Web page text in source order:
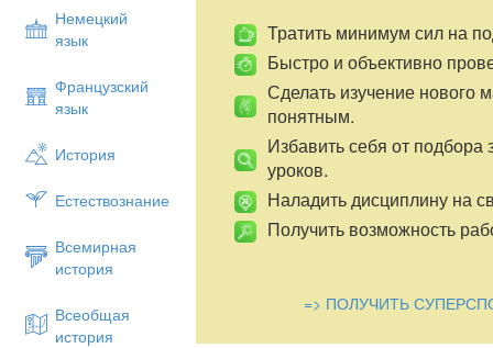
Немецкий
язык
Французский
язык
История
Естествознание
Всемирная
история
Всеобщая
история
Тратить минимум сил на
Быстро и объективно
Сделать изучение нового
понятным.
Избавить себя от подбора
уроков.
Наладить дисциплину на
Получить возможность
=> ПОЛУЧИТЬ